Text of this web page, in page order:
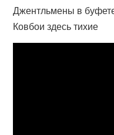
Джентльмены в
Ковбои здесь тихие